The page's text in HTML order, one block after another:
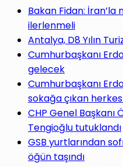
yap
...
Bakan Fidan: İran’la
ilerlenmeli
Antalya, D8 Yılın
Cumhurbaşkanı
gelecek
Cumhurbaşkanı
sokağa çıkan
CHP Genel Başkanı
Tengioğlu tutuklandı
GSB yurtlarından
öğün taşındı